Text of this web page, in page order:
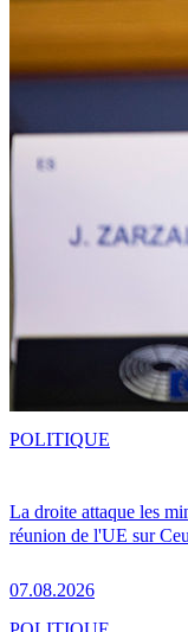
La droite attaque les
réunion de l'UE sur
07.08.2026
POLITIQUE